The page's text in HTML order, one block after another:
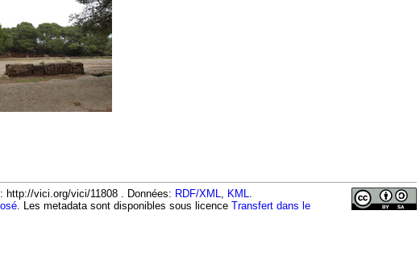
http://vici.org/vici/11808 . Données: RDF/XML, KML.
. Les metadata sont disponibles sous licence Transfert dans le